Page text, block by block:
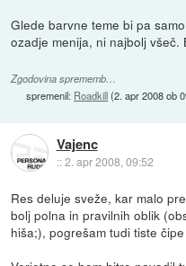
Glede barvne teme bi pa
ozadje menija, ni najbolj všeč.
Zgodovina sprememb…
spremenil: Roadkill(2. apr 2008 ob
Vajenc
::2. apr 2008, 09:52
Res deluje sveže, kar malo
bolj polna in pravilnih oblik
hiša;), pogrešam tudi tiste